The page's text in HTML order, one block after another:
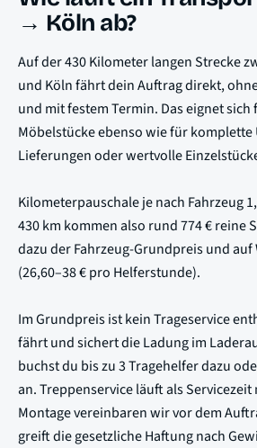
→ Köln ab?
Auf der 430 Kilometer langen Strecke
und Köln fährt dein Auftrag direkt,
und mit festem Termin. Das eignet sich
Möbelstücke ebenso wie für
Lieferungen oder wertvolle
Kilometerpauschale je nach Fahrzeug
430 km kommen also rund 774 € reine
dazu der Fahrzeug-Grundpreis und
(26,60–38 € pro Helferstunde).
Im Grundpreis ist kein Trageservice
fährt und sichert die Ladung im
buchst du bis zu 3 Tragehelfer dazu
an. Treppenservice läuft als
Montage vereinbaren wir vor dem
greift die gesetzliche Haftung nach